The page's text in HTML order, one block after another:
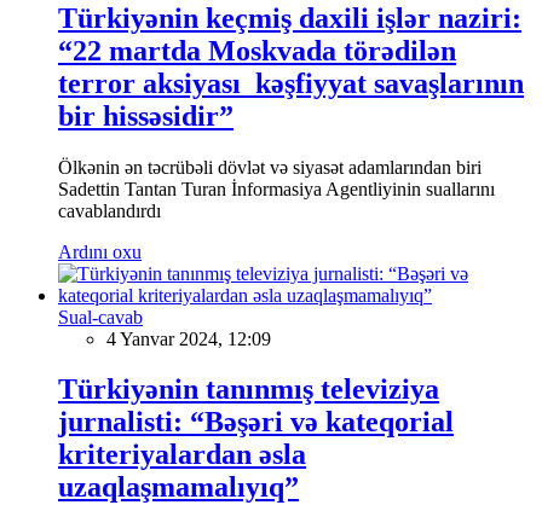
Türkiyənin keçmiş daxili işlər naziri:
“22 martda Moskvada törədilən
terror aksiyası kəşfiyyat savaşlarının
bir hissəsidir”
Ölkənin ən təcrübəli dövlət və siyasət adamlarından biri
Sadettin Tantan Turan İnformasiya Agentliyinin suallarını
cavablandırdı
Ardını oxu
Sual-cavab
4 Yanvar 2024, 12:09
Türkiyənin tanınmış televiziya
jurnalisti: “Bəşəri və kateqorial
kriteriyalardan əsla
uzaqlaşmamalıyıq”